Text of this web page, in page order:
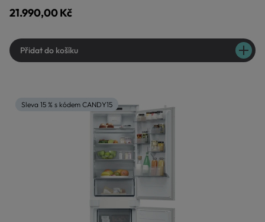
21.990,00 Kč
Přidat do košíku
Sleva 15 % s kódem CANDY15